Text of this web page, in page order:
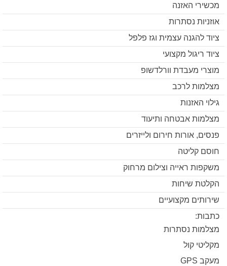
מכשירי האזנה
אוזניות נסתרות
ציוד להגנה עצמית וגז פלפל
ציוד ריגול מקצועי
מוצרי מעבדת וורלדשופ
מצלמות לרכב
גילוי האזנות
מצלמות אבטחה ותיעוד
פנסים, אורות חירום ולייזרים
חוסם קליטה
משקפות ראייה וצילום מרחוק
הקלטת שיחות
שירותים מקצועיים
כתבות:
מצלמות נסתרות
מקליטי קול
מעקב GPS